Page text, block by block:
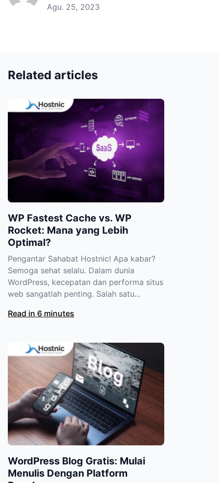
Agu. 25, 2023
Related articles
WP Fastest Cache vs. WP
Rocket: Mana yang Lebih
Optimal?
Pengantar Sahabat Hostnic! Apa kabar?
Semoga sehat selalu. Dalam dunia
WordPress, kecepatan dan performa situs
web sangatlah penting. Salah satu...
Read in 6 minutes
WordPress Blog Gratis: Mulai
Menulis Dengan Platform